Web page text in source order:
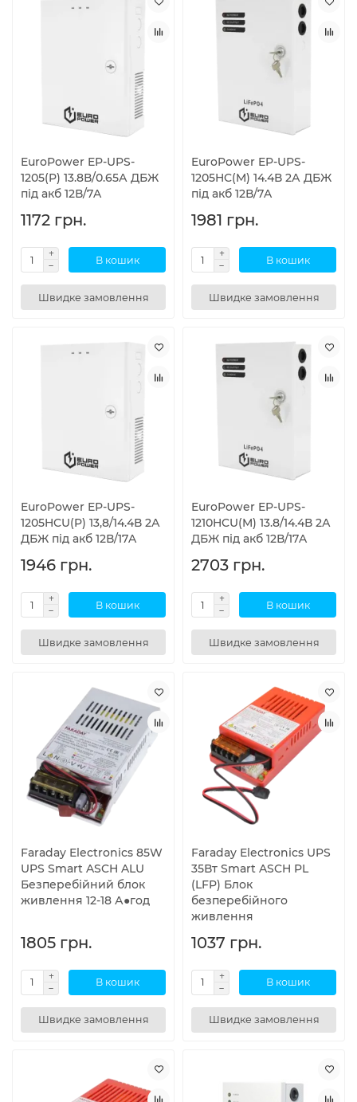
EuroPower EP-UPS-
1205(P) 13.8В/0.65А ДБЖ
під акб 12В/7A
1172 грн.
В кошик
Швидке замовлення
EuroPower EP-UPS-
1205HC(M) 14.4В 2А ДБЖ
під акб 12В/7A
1981 грн.
В кошик
Швидке замовлення
EuroPower EP-UPS-
1205HCU(P) 13,8/14.4В 2А
ДБЖ під акб 12В/17A
1946 грн.
В кошик
Швидке замовлення
EuroPower EP-UPS-
1210HCU(M) 13.8/14.4В 2А
ДБЖ під акб 12В/17A
2703 грн.
В кошик
Швидке замовлення
Faraday Electronics 85W
UPS Smart ASCH ALU
Безперебійний блок
живлення 12-18 А●год
1805 грн.
В кошик
Швидке замовлення
Faraday Electronics UPS
35Вт Smart ASCH PL
(LFP) Блок
безперебійного
живлення
1037 грн.
В кошик
Швидке замовлення